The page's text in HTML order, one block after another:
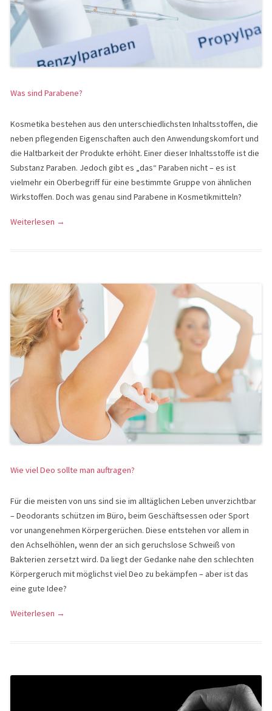
Was sind Parabene?
Kosmetika bestehen aus den unterschiedlichsten Inhaltsstoffen, die
neben pflegenden Eigenschaften auch den Anwendungskomfort und
die Haltbarkeit der Produkte erhöht. Einer dieser Inhaltsstoffe ist die
Substanz Paraben. Jedoch gibt es „das“ Paraben nicht – es ist
vielmehr ein Oberbegriff für eine bestimmte Gruppe von ähnlichen
Wirkstoffen. Doch was genau sind Parabene in Kosmetikmitteln?
Weiterlesen →
Wie viel Deo sollte man auftragen?
Für die meisten von uns sind sie im alltäglichen Leben unverzichtbar
– Deodorants schützen im Büro, beim Geschäftsessen oder Sport
vor unangenehmen Körpergerüchen. Diese entstehen vor allem in
den Achselhöhlen, wenn der an sich geruchslose Schweiß von
Bakterien zersetzt wird. Da liegt der Gedanke nahe den schlechten
Körpergeruch mit möglichst viel Deo zu bekämpfen – aber ist das
eine gute Idee?
Weiterlesen →